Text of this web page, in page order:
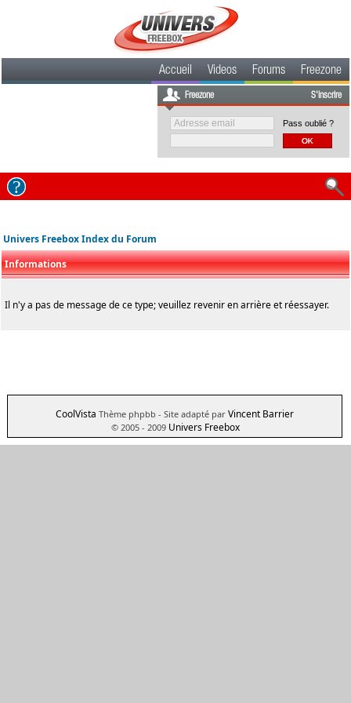
Accueil Videos Forums Freezone
Freezone S'inscrire
Pass oublié ?
Univers Freebox Index du Forum
Informations
Il n'y a pas de message de ce type; veuillez revenir en arrière et réessayer.
CoolVista Thème phpbb - Site adapté par Vincent Barrier
© 2005 - 2009 Univers Freebox